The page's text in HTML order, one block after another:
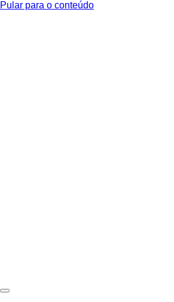
Pular para o conteúdo